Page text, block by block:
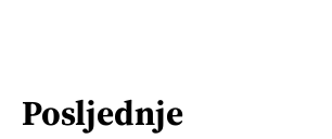
Posljednje